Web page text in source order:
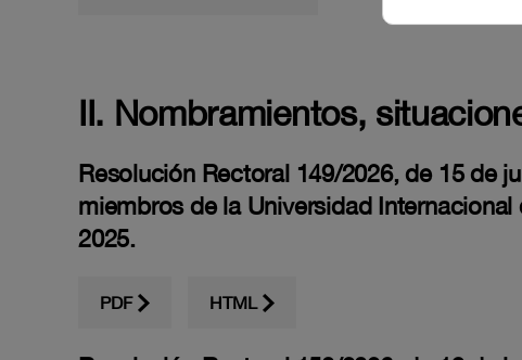
II. Nombramientos,
Resolución Rectoral 149/2026, de 15 de
miembros de la Universidad
2025.
PDF HTML